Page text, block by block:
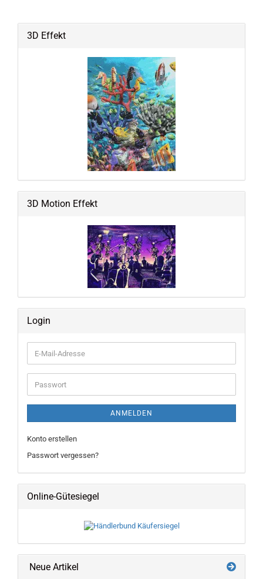
3D Effekt
3D Motion Effekt
Login
E-
Mail-
Adresse
Passwort
ANMELDEN
Konto erstellen
Passwort vergessen?
Online-Gütesiegel
Neue Artikel